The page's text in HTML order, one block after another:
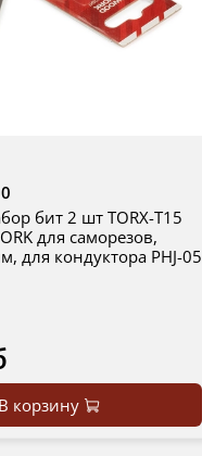
бит 2 шт TORX-T15
для саморезов,
для кондуктора PHJ-05
В корзину